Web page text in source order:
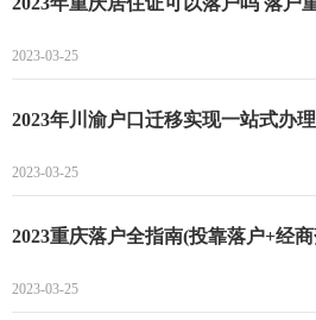
2023-03-25
2023-03-25
2023-03-25